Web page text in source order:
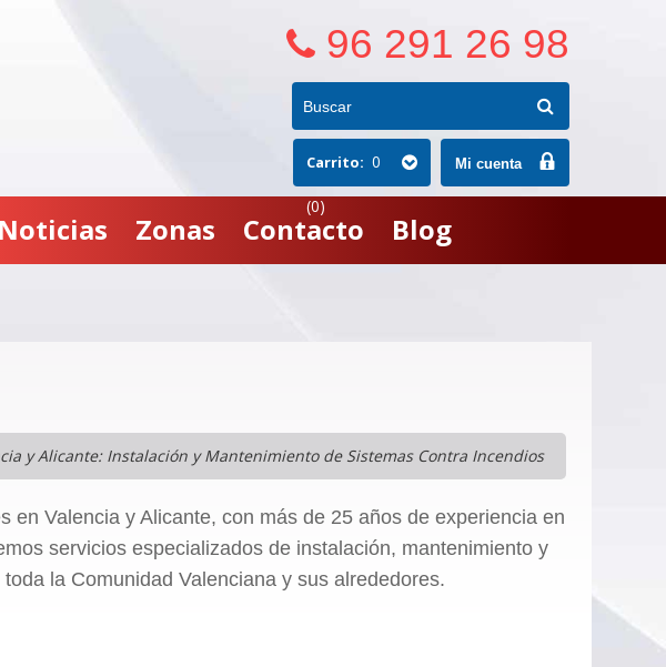
96 291 26 98
Noticias Zonas Contacto Blog
Mi cuenta
Carrito: 0
(0)
y Alicante: Instalación y Mantenimiento de Sistemas Contra Incendios
Valencia y Alicante, con más de 25 años de experiencia en
servicios especializados de instalación, mantenimiento y
la Comunidad Valenciana y sus alrededores.